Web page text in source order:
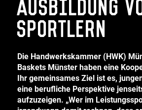
Ausbildung
Sportlern
Die Handwerkskammer (HWK)
Baskets Münster haben eine
Ihr gemeinsames Ziel ist es,
eine berufliche Perspektive
aufzuzeigen. „Wer im